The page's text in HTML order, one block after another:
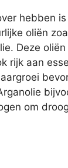
hebben
oliën
Deze
rijk aan
om